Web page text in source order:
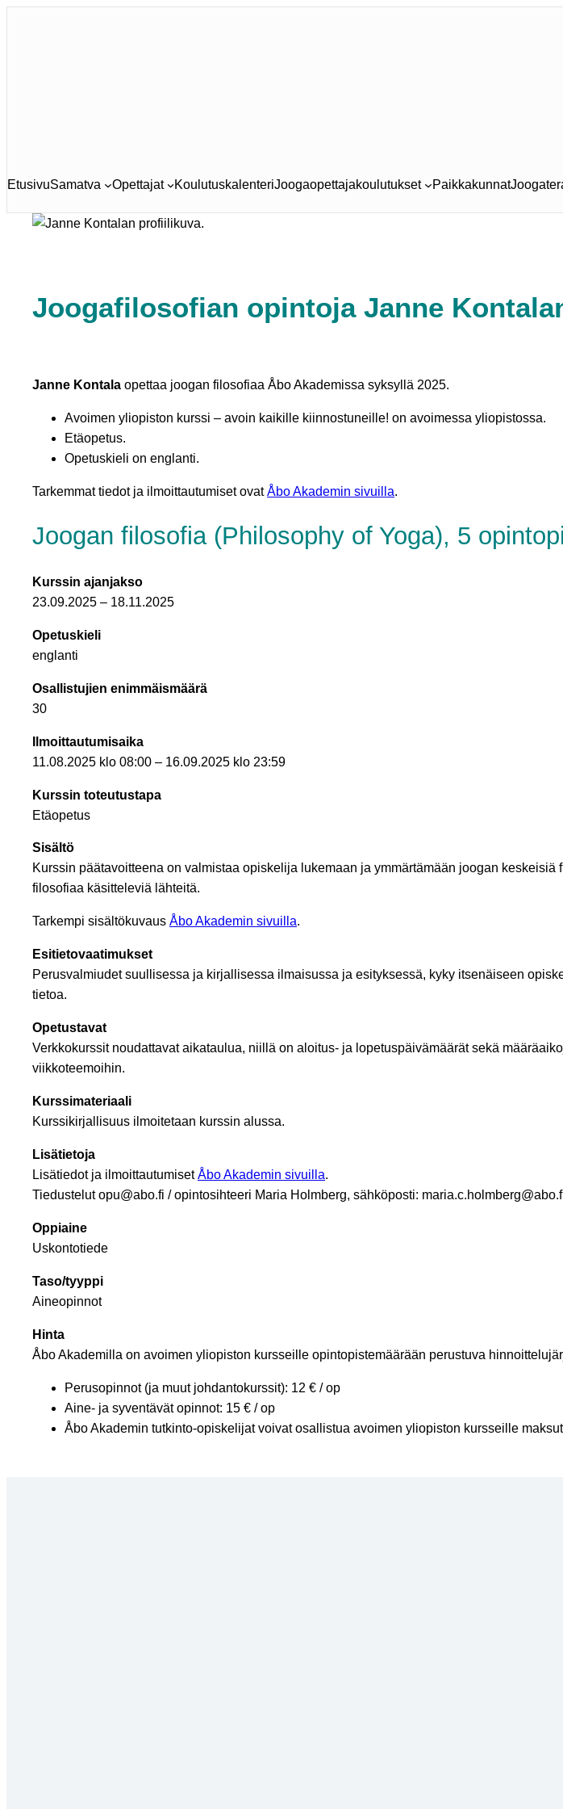
EtusivuSamatva Opettajat KoulutuskalenteriJoogaopettajakoulutukset Paikkakunnat
Joogafilosofian opintoja Janne
Janne Kontala opettaa joogan filosofiaa Åbo Akademissa syksyllä 2025.
Avoimen yliopiston kurssi – avoin kaikille kiinnostuneille! on avoimessa yliopistossa.
Etäopetus.
Opetuskieli on englanti.
Tarkemmat tiedot ja ilmoittautumiset ovatÅbo Akademin sivuilla.
Joogan filosofia (Philosophy of Yoga), 5
Kurssin ajanjakso
23.09.2025 – 18.11.2025
Opetuskieli
englanti
Osallistujien enimmäismäärä
30
Ilmoittautumisaika
11.08.2025 klo 08:00 – 16.09.2025 klo 23:59
Kurssin toteutustapa
Etäopetus
Sisältö
Kurssin päätavoitteena on valmistaa opiskelija lukemaan ja ymmärtämään joogan
filosofiaa käsitteleviä lähteitä.
Tarkempi sisältökuvaus Åbo Akademin sivuilla.
Esitietovaatimukset
Perusvalmiudet suullisessa ja kirjallisessa ilmaisussa ja esityksessä, kyky itsenäiseen
tietoa.
Opetustavat
Verkkokurssit noudattavat aikataulua, niillä on aloitus- ja lopetuspäivämäärät sekä
viikkoteemoihin.
Kurssimateriaali
Kurssikirjallisuus ilmoitetaan kurssin alussa.
Lisätietoja
Lisätiedot ja ilmoittautumisetÅbo Akademin sivuilla.
Tiedustelut opu@abo.fi / opintosihteeri Maria Holmberg, sähköposti:
Oppiaine
Uskontotiede
Taso/tyyppi
Aineopinnot
Hinta
Åbo Akademilla on avoimen yliopiston kursseille opintopistemäärään perustuva
Perusopinnot (ja muut johdantokurssit): 12 € / op
Aine- ja syventävät opinnot: 15 € / op
Åbo Akademin tutkinto-opiskelijat voivat osallistua avoimen yliopiston kursseille